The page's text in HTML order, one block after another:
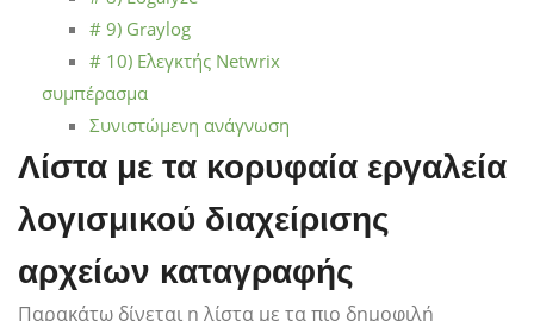
# 9) Graylog
# 10) Ελεγκτής Netwrix
συμπέρασμα
Συνιστώμενη ανάγνωση
Λίστα με τα κορυφαία εργαλεία
λογισμικού διαχείρισης
αρχείων καταγραφής
Παρακάτω δίνεται η λίστα με τα πιο δημοφιλή